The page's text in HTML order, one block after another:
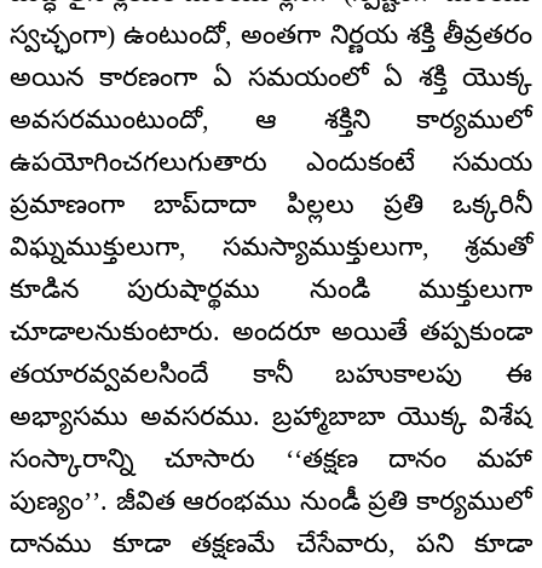
స్వచ్ఛంగా) ఉంటుందో, అంతగా నిర్ణయ శక్తి తీవ్రతరం
అయిన కారణంగా ఏ సమయంలో ఏ శక్తి యొక్క
అవసరముంటుందో, ఆ శక్తిని కార్యములో
ఉపయోగించగలుగుతారు ఎందుకంటే సమయ
ప్రమాణంగా బాప్‌దాదా పిల్లలు ప్రతి ఒక్కరినీ
విఘ్నముక్తులుగా, సమస్యాముక్తులుగా, శ్రమతో
కూడిన పురుషార్థము నుండి ముక్తులుగా
చూడాలనుకుంటారు. అందరూ అయితే తప్పకుండా
తయారవ్వవలసిందే కానీ బహుకాలపు ఈ
అభ్యాసము అవసరము. బ్రహ్మాబాబా యొక్క విశేష
సంస్కారాన్ని చూసారు ‘‘తక్షణ దానం మహా
పుణ్యం’’. జీవిత ఆరంభము నుండీ ప్రతి కార్యములో
దానము కూడా తక్షణమే చేసేవారు, పని కూడా